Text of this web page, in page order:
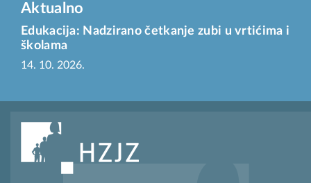
Aktualno
Edukacija: Nadzirano četkanje zubi u vrtićima i
školama
14. 10. 2026.